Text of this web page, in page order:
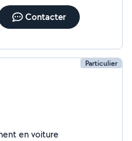
Contacter
Particulier
en voiture